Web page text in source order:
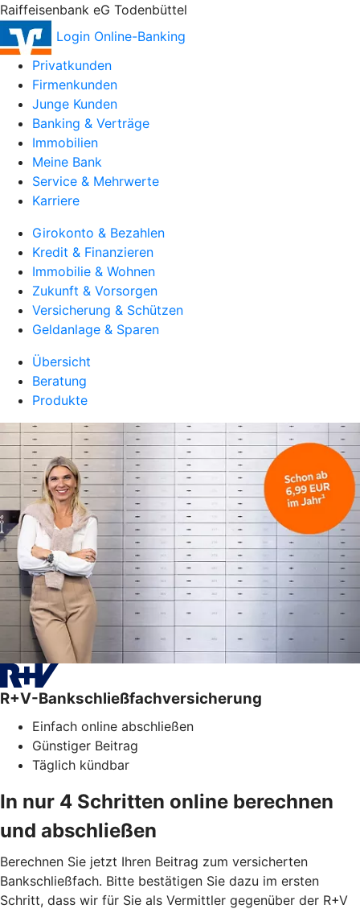
Raiffeisenbank eG Todenbüttel
Login Online-Banking
Privatkunden
Firmenkunden
Junge Kunden
Banking & Verträge
Immobilien
Meine Bank
Service & Mehrwerte
Karriere
Girokonto & Bezahlen
Kredit & Finanzieren
Immobilie & Wohnen
Zukunft & Vorsorgen
Versicherung & Schützen
Geldanlage & Sparen
Übersicht
Beratung
Produkte
R+V-Bankschließfachversicherung
Einfach online abschließen
Günstiger Beitrag
Täglich kündbar
In nur 4 Schritten online berechnen
und abschließen
Berechnen Sie jetzt Ihren Beitrag zum versicherten
Bankschließfach. Bitte bestätigen Sie dazu im ersten
Schritt, dass wir für Sie als Vermittler gegenüber der R+V